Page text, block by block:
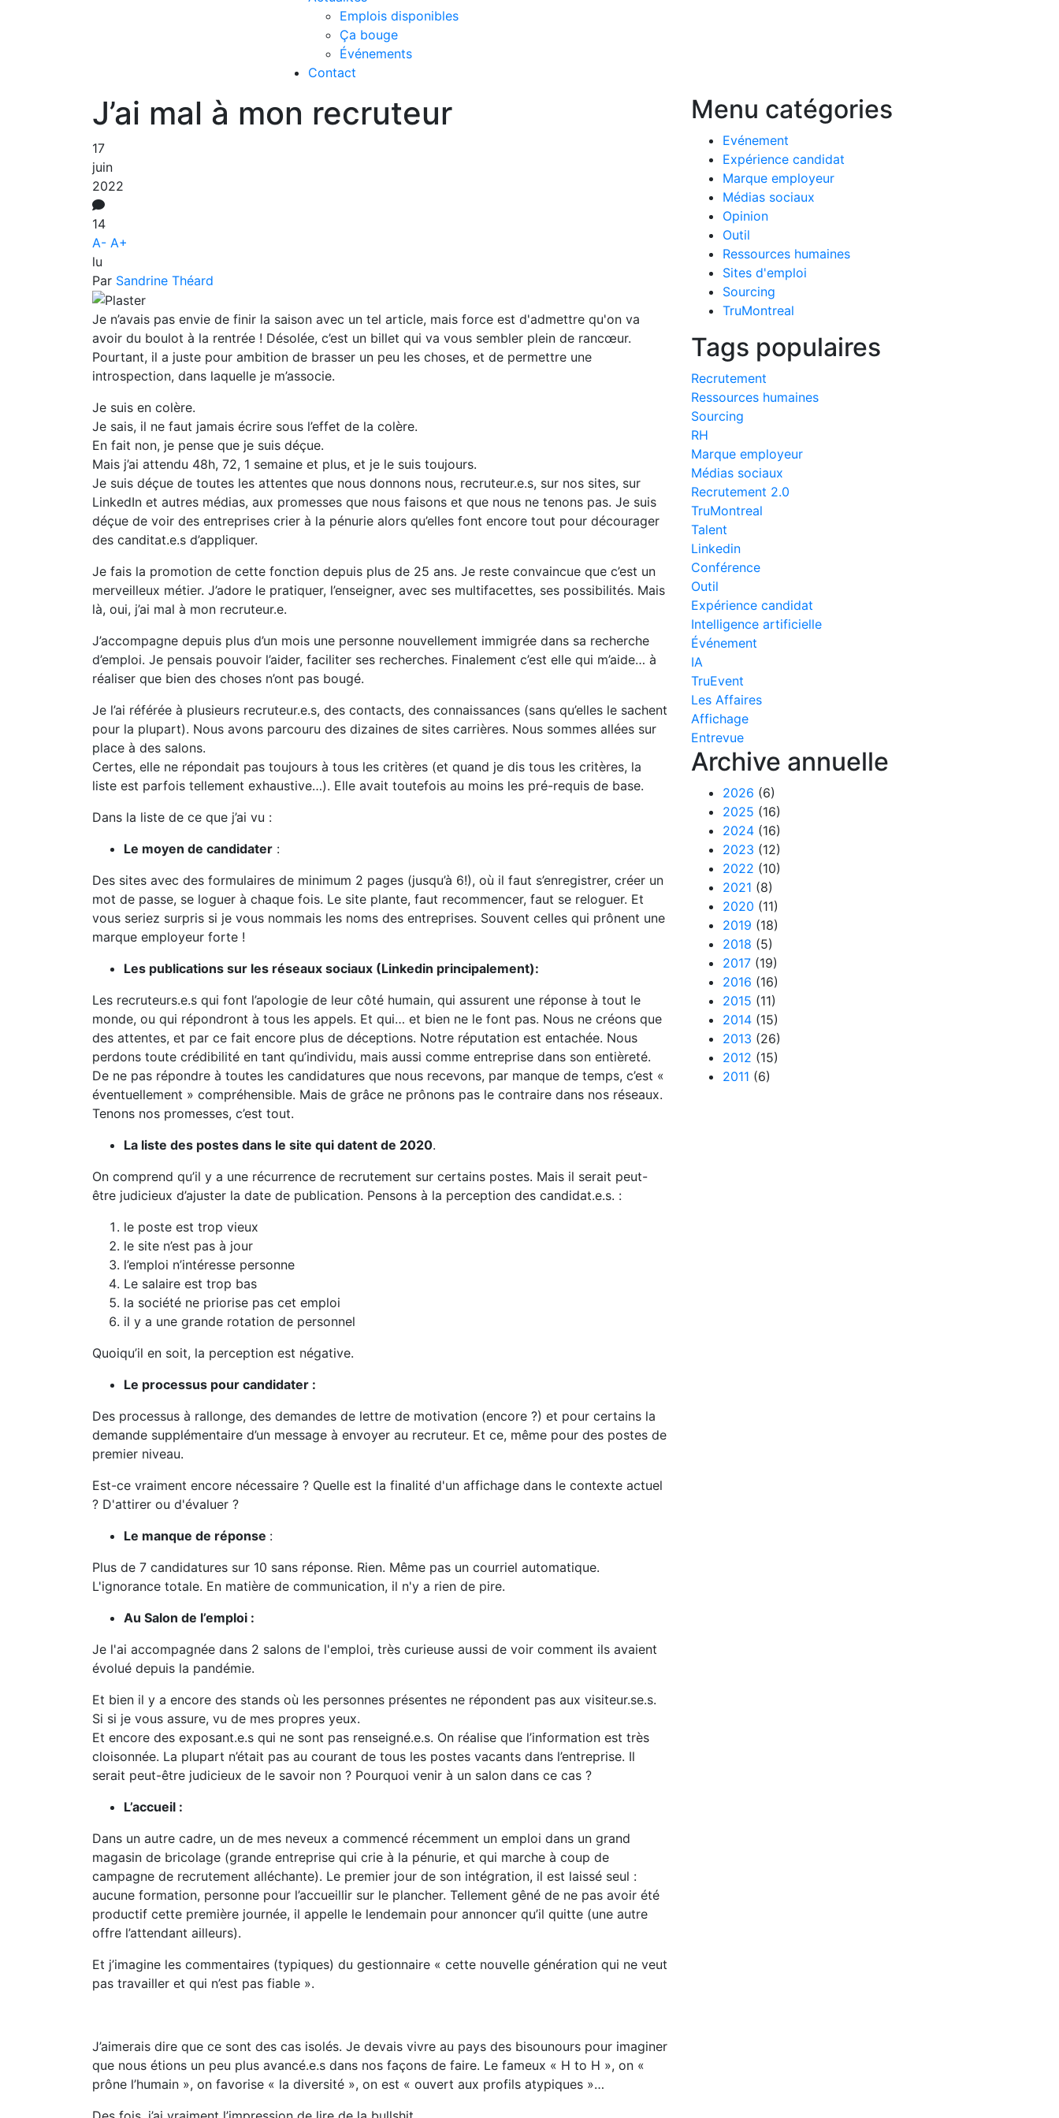
Emplois disponibles
Ça bouge
Événements
Contact
J’ai mal à mon recruteur
17
juin
2022
14
A- A+
lu
Par Sandrine Théard
Je n’avais pas envie de finir la saison avec un tel article, mais force est d'admettre qu'on va
avoir du boulot à la rentrée ! Désolée, c’est un billet qui va vous sembler plein de rancœur.
Pourtant, il a juste pour ambition de brasser un peu les choses, et de permettre une
introspection, dans laquelle je m’associe.
Je suis en colère.
Je sais, il ne faut jamais écrire sous l’effet de la colère.
En fait non, je pense que je suis déçue.
Mais j’ai attendu 48h, 72, 1 semaine et plus, et je le suis toujours.
Je suis déçue de toutes les attentes que nous donnons nous, recruteur.e.s, sur nos sites, sur
LinkedIn et autres médias, aux promesses que nous faisons et que nous ne tenons pas. Je suis
déçue de voir des entreprises crier à la pénurie alors qu’elles font encore tout pour décourager
des canditat.e.s d’appliquer.
Je fais la promotion de cette fonction depuis plus de 25 ans. Je reste convaincue que c’est un
merveilleux métier. J’adore le pratiquer, l’enseigner, avec ses multifacettes, ses possibilités. Mais
là, oui, j’ai mal à mon recruteur.e.
J’accompagne depuis plus d’un mois une personne nouvellement immigrée dans sa recherche
d’emploi. Je pensais pouvoir l’aider, faciliter ses recherches. Finalement c’est elle qui m’aide… à
réaliser que bien des choses n’ont pas bougé.
Je l’ai référée à plusieurs recruteur.e.s, des contacts, des connaissances (sans qu’elles le sachent
pour la plupart). Nous avons parcouru des dizaines de sites carrières. Nous sommes allées sur
place à des salons.
Certes, elle ne répondait pas toujours à tous les critères (et quand je dis tous les critères, la
liste est parfois tellement exhaustive…). Elle avait toutefois au moins les pré-requis de base.
Dans la liste de ce que j’ai vu :
Le moyen de candidater :
Des sites avec des formulaires de minimum 2 pages (jusqu’à 6!), où il faut s’enregistrer, créer un
mot de passe, se loguer à chaque fois. Le site plante, faut recommencer, faut se reloguer. Et
vous seriez surpris si je vous nommais les noms des entreprises. Souvent celles qui prônent une
marque employeur forte !
Les publications sur les réseaux sociaux (Linkedin principalement):
Les recruteurs.e.s qui font l’apologie de leur côté humain, qui assurent une réponse à tout le
monde, ou qui répondront à tous les appels. Et qui… et bien ne le font pas. Nous ne créons que
des attentes, et par ce fait encore plus de déceptions. Notre réputation est entachée. Nous
perdons toute crédibilité en tant qu’individu, mais aussi comme entreprise dans son entièreté.
De ne pas répondre à toutes les candidatures que nous recevons, par manque de temps, c’est «
éventuellement » compréhensible. Mais de grâce ne prônons pas le contraire dans nos réseaux.
Tenons nos promesses, c’est tout.
La liste des postes dans le site qui datent de 2020.
On comprend qu’il y a une récurrence de recrutement sur certains postes. Mais il serait peut-
être judicieux d’ajuster la date de publication. Pensons à la perception des candidat.e.s. :
le poste est trop vieux
le site n’est pas à jour
l’emploi n’intéresse personne
Le salaire est trop bas
la société ne priorise pas cet emploi
il y a une grande rotation de personnel
Quoiqu’il en soit, la perception est négative.
Le processus pour candidater :
Des processus à rallonge, des demandes de lettre de motivation (encore ?) et pour certains la
demande supplémentaire d’un message à envoyer au recruteur. Et ce, même pour des postes de
premier niveau.
Est-ce vraiment encore nécessaire ? Quelle est la finalité d'un affichage dans le contexte actuel
? D'attirer ou d'évaluer ?
Le manque de réponse :
Plus de 7 candidatures sur 10 sans réponse. Rien. Même pas un courriel automatique.
L'ignorance totale. En matière de communication, il n'y a rien de pire.
Au Salon de l’emploi :
Je l'ai accompagnée dans 2 salons de l'emploi, très curieuse aussi de voir comment ils avaient
évolué depuis la pandémie.
Et bien il y a encore des stands où les personnes présentes ne répondent pas aux visiteur.se.s.
Si si je vous assure, vu de mes propres yeux.
Et encore des exposant.e.s qui ne sont pas renseigné.e.s. On réalise que l’information est très
cloisonnée. La plupart n’était pas au courant de tous les postes vacants dans l’entreprise. Il
serait peut-être judicieux de le savoir non ? Pourquoi venir à un salon dans ce cas ?
L’accueil :
Dans un autre cadre, un de mes neveux a commencé récemment un emploi dans un grand
magasin de bricolage (grande entreprise qui crie à la pénurie, et qui marche à coup de
campagne de recrutement alléchante). Le premier jour de son intégration, il est laissé seul :
aucune formation, personne pour l’accueillir sur le plancher. Tellement gêné de ne pas avoir été
productif cette première journée, il appelle le lendemain pour annoncer qu’il quitte (une autre
offre l’attendant ailleurs).
Et j’imagine les commentaires (typiques) du gestionnaire « cette nouvelle génération qui ne veut
pas travailler et qui n’est pas fiable ».
J’aimerais dire que ce sont des cas isolés. Je devais vivre au pays des bisounours pour imaginer
que nous étions un peu plus avancé.e.s dans nos façons de faire. Le fameux « H to H », on «
prône l’humain », on favorise « la diversité », on est « ouvert aux profils atypiques »…
Menu catégories
Evénement
Expérience candidat
Marque employeur
Médias sociaux
Opinion
Outil
Ressources humaines
Sites d'emploi
Sourcing
TruMontreal
Tags populaires
Recrutement
Ressources humaines
Sourcing
RH
Marque employeur
Médias sociaux
Recrutement 2.0
TruMontreal
Talent
Linkedin
Conférence
Outil
Expérience candidat
Intelligence artificielle
Événement
IA
TruEvent
Les Affaires
Affichage
Entrevue
Archive annuelle
2026 (6)
2025 (16)
2024 (16)
2023 (12)
2022 (10)
2021 (8)
2020 (11)
2019 (18)
2018 (5)
2017 (19)
2016 (16)
2015 (11)
2014 (15)
2013 (26)
2012 (15)
2011 (6)